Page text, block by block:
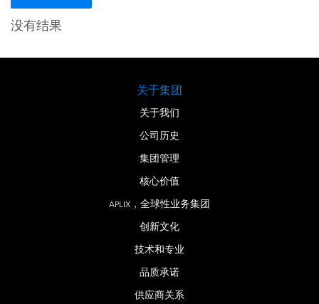
没有结果
关于集团
关于我们
公司历史
集团管理
核心价值
APLIX，全球性业务集团
创新文化
技术和专业
品质承诺
供应商关系